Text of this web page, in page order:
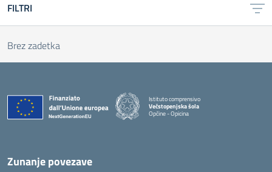
FILTRI
Brez zadetka
Istituto comprensivo
Večstopenjska šola
Opčine - Opicina
Zunanje povezave